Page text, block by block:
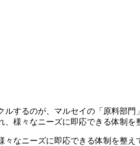
するのが、マルセイの「原料部
様々なニーズに即応できる体制を
なニーズに即応できる体制を整え